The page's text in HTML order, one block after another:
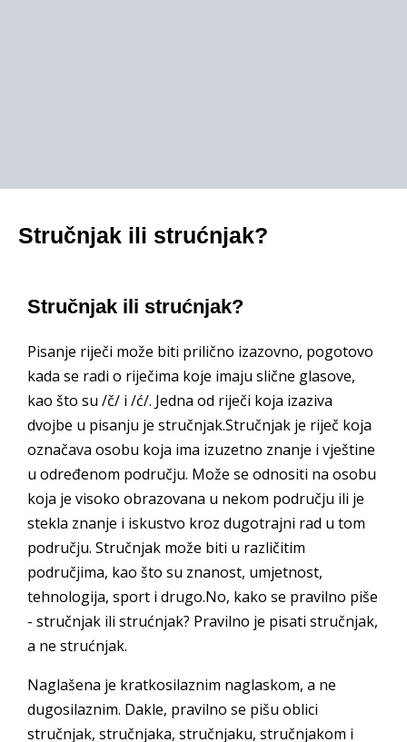
Stručnjak ili strućnjak?
Stručnjak ili strućnjak?
Pisanje riječi može biti prilično izazovno, pogotovo
kada se radi o riječima koje imaju slične glasove,
kao što su /č/ i /ć/. Jedna od riječi koja izaziva
dvojbe u pisanju je stručnjak.Stručnjak je riječ koja
označava osobu koja ima izuzetno znanje i vještine
u određenom području. Može se odnositi na osobu
koja je visoko obrazovana u nekom području ili je
stekla znanje i iskustvo kroz dugotrajni rad u tom
području. Stručnjak može biti u različitim
područjima, kao što su znanost, umjetnost,
tehnologija, sport i drugo.No, kako se pravilno piše
- stručnjak ili strućnjak? Pravilno je pisati stručnjak,
a ne strućnjak.
Naglašena je kratkosilaznim naglaskom, a ne
dugosilaznim. Dakle, pravilno se pišu oblici
stručnjak, stručnjaka, stručnjaku, stručnjakom i